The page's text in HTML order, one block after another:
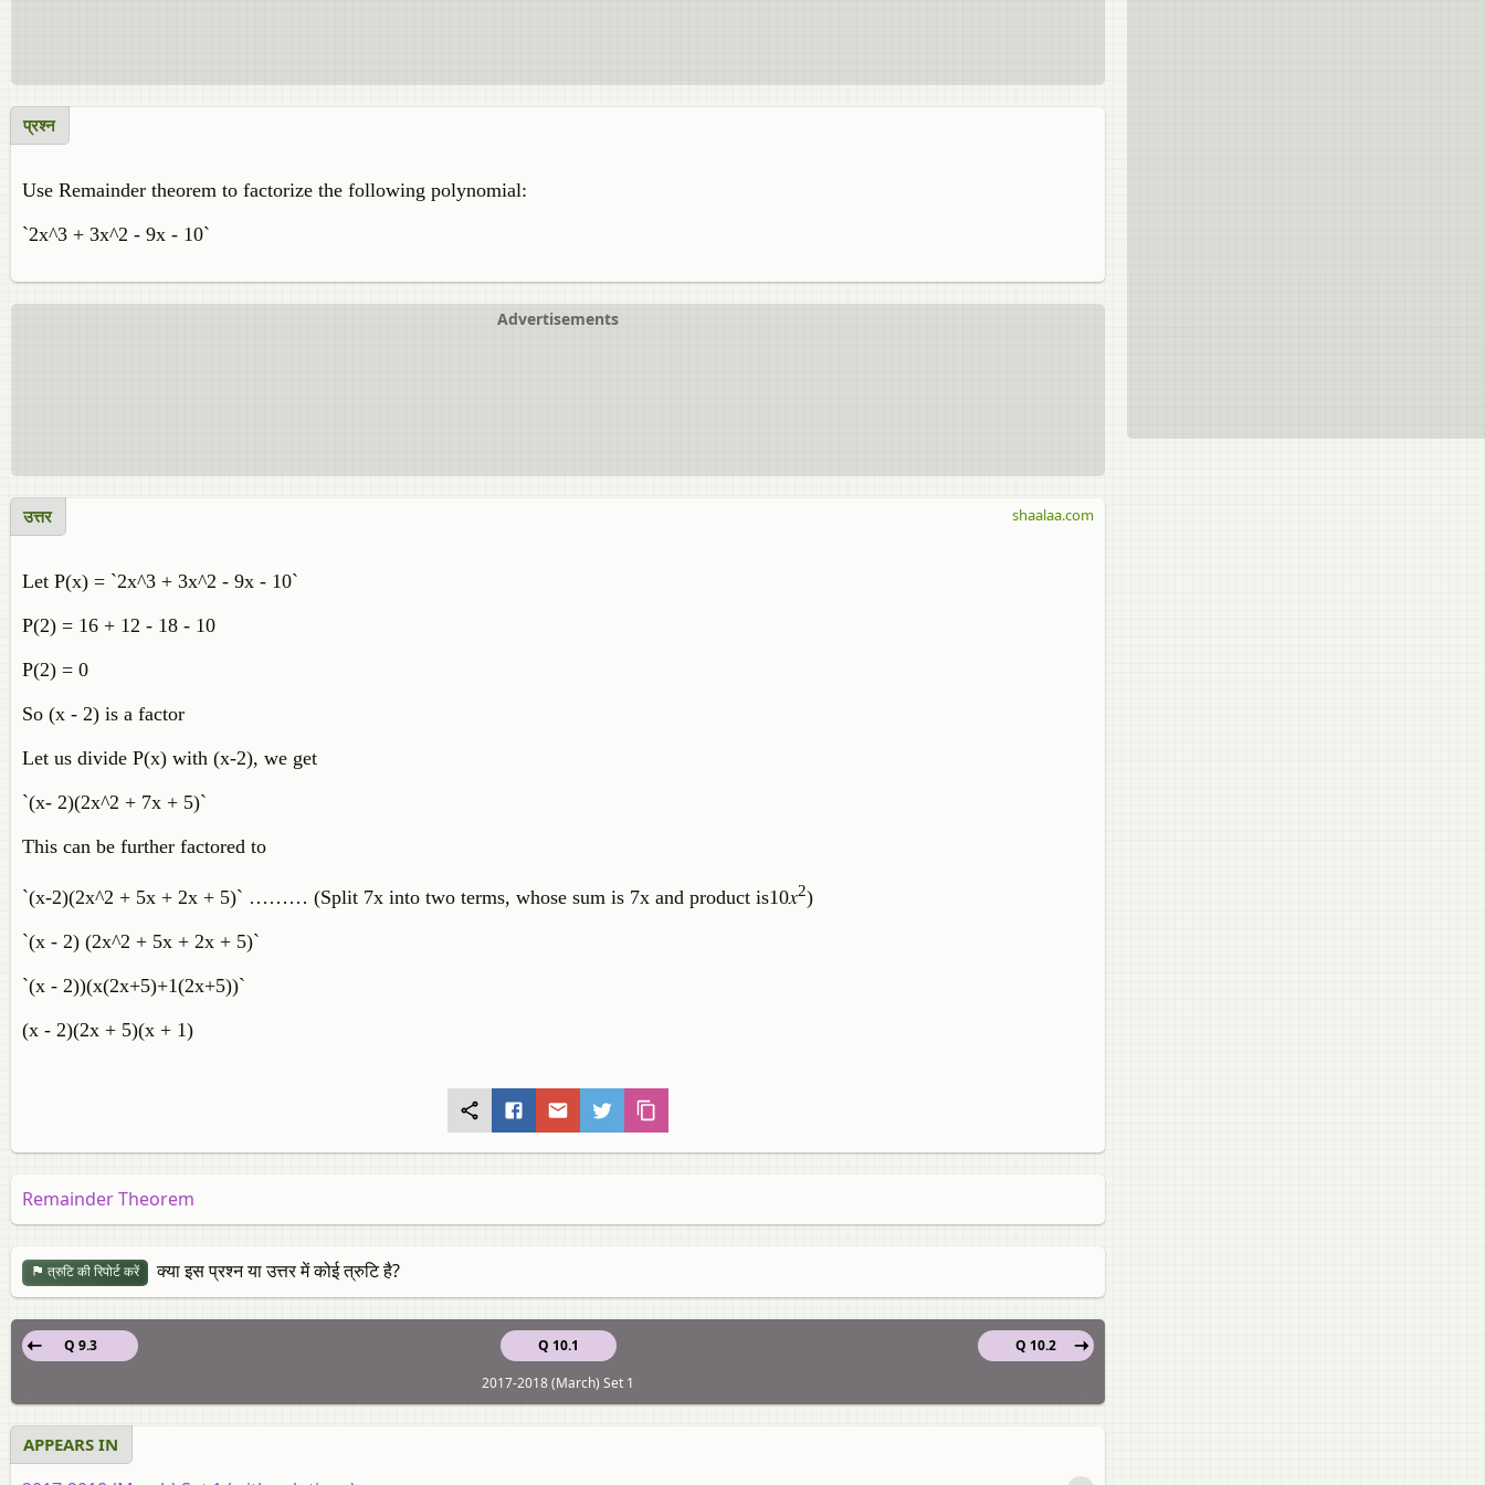
प्रश्न
Use Remainder theorem to factorize the following polynomial:
`2x^3 + 3x^2 - 9x - 10`
Advertisements
उत्तर
Let P(x) = `2x^3 + 3x^2 - 9x - 10`
P(2) = 16 + 12 - 18 - 10
P(2) = 0
So (x - 2) is a factor
Let us divide P(x) with (x-2), we get
`(x- 2)(2x^2 + 7x + 5)`
This can be further factored to
`(x-2)(2x^2 + 5x + 2x + 5)` ……… (Split 7x into two terms, whose sum is 7x and product is10𝑥2)
`(x - 2) (2x^2 + 5x + 2x + 5)`
`(x - 2))(x(2x+5)+1(2x+5))`
(x - 2)(2x + 5)(x + 1)
shaalaa.com
Remainder Theorem
त्रुटि की रिपोर्ट करें क्या इस प्रश्न या उत्तर में कोई त्रुटि है?
Q 10.1
Q 9.3
Q 10.2
2017-2018 (March) Set 1
APPEARS IN